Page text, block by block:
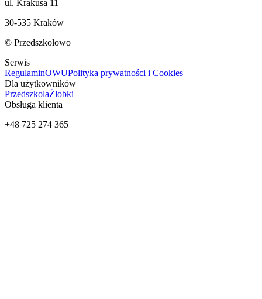
ul. Krakusa 11
30-535 Kraków
© Przedszkolowo
Serwis
RegulaminOWUPolityka prywatności i Cookies
Dla użytkowników
PrzedszkolaŻłobki
Obsługa klienta
+48 725 274 365